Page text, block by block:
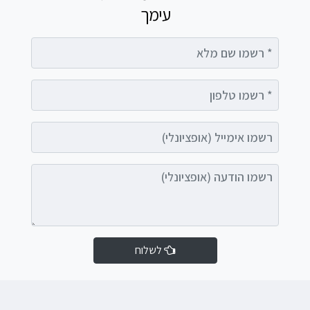
עימך
רשמו הודעה (אופציונלי)
לשלוח